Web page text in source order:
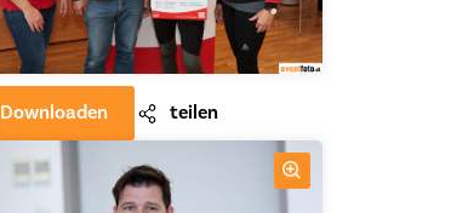
Downloaden teilen